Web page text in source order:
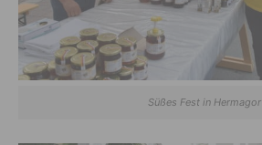
Süßes Fest in Hermagor